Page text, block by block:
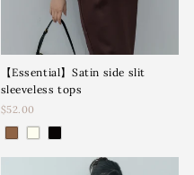
【Essential】Satin side slit
sleeveless tops
$52.00